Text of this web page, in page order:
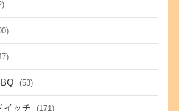
(53)
イッチ (171)